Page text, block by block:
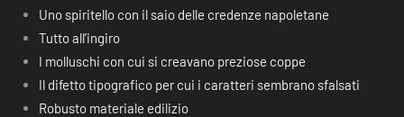
Uno spiritello con il saio delle credenze napoletane
Tutto all’ingiro
I molluschi con cui si creavano preziose coppe
Il difetto tipografico per cui i caratteri sembrano sfalsati
Robusto materiale edilizio